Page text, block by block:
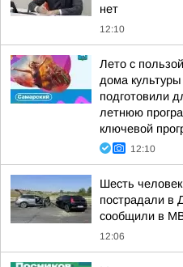
нет
12:10
Лето с
дома
подготовили
летнюю
ключевой
12:10
Шесть
пострадали в
сообщили в
12:06